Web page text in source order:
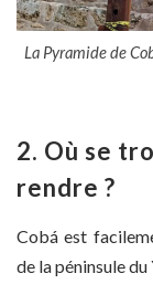
La Pyramide de
2. Où se
rendre ?
Cobá est
de la péninsule du